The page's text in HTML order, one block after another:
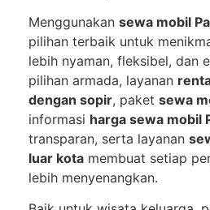
Menggunakan sewa mobil
pilihan terbaik untuk
lebih nyaman, fleksibel, dan
pilihan armada, layanan
dengan sopir, paket sewa
informasi harga sewa mobil
transparan, serta layanan
luar kota membuat setiap
lebih menyenangkan.